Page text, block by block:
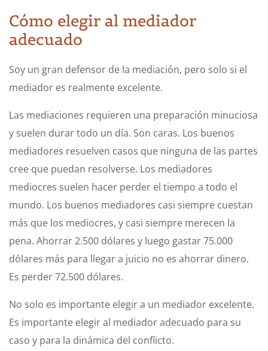
Cómo elegir al mediador
adecuado
Soy un gran defensor de la mediación, pero solo si el
mediador es realmente excelente.
Las mediaciones requieren una preparación minuciosa
y suelen durar todo un día. Son caras. Los buenos
mediadores resuelven casos que ninguna de las partes
cree que puedan resolverse. Los mediadores
mediocres suelen hacer perder el tiempo a todo el
mundo. Los buenos mediadores casi siempre cuestan
más que los mediocres, y casi siempre merecen la
pena. Ahorrar 2.500 dólares y luego gastar 75.000
dólares más para llegar a juicio no es ahorrar dinero.
Es perder 72.500 dólares.
No solo es importante elegir a un mediador excelente.
Es importante elegir al mediador adecuado para su
caso y para la dinámica del conflicto.